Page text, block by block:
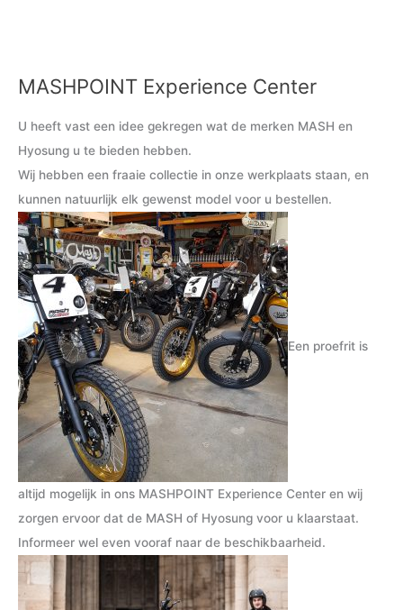
MASHPOINT Experience Center
U heeft vast een idee gekregen wat de merken MASH en
Hyosung u te bieden hebben.
Wij hebben een fraaie collectie in onze werkplaats staan, en
kunnen natuurlijk elk gewenst model voor u bestellen.
Een proefrit is
altijd mogelijk in ons MASHPOINT Experience Center en wij
zorgen ervoor dat de MASH of Hyosung voor u klaarstaat.
Informeer wel even vooraf naar de beschikbaarheid.